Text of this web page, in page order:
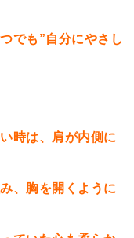
でも”自分にやさし
時は、肩が内側に
、胸を開くように